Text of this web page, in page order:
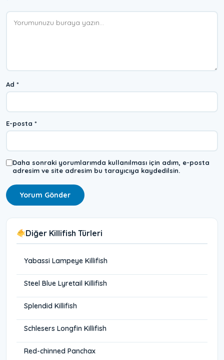
Yorum
Ad *
E-posta *
Daha sonraki yorumlarımda kullanılması için adım, e-posta
adresim ve site adresim bu tarayıcıya kaydedilsin.
Diğer Killifish Türleri
Yabassi Lampeye Killifish
Steel Blue Lyretail Killifish
Splendid Killifish
Schlesers Longfin Killifish
Red-chinned Panchax